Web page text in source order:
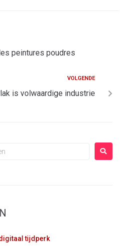
peintures poudres
VOLGENDE
is volwaardige industrie
tijdperk